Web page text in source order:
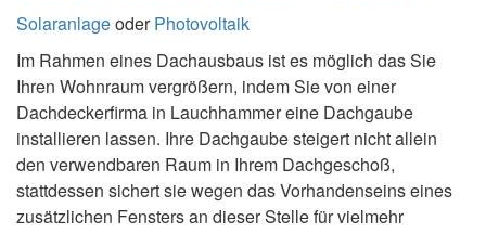
SolaranlageoderPhotovoltaik
Im Rahmen eines Dachausbaus ist es möglich das Sie
Ihren Wohnraum vergrößern, indem Sie von einer
Dachdeckerfirma in Lauchhammer eine Dachgaube
installieren lassen. Ihre Dachgaube steigert nicht allein
den verwendbaren Raum in Ihrem Dachgeschoß,
stattdessen sichert sie wegen das Vorhandenseins eines
zusätzlichen Fensters an dieser Stelle für vielmehr